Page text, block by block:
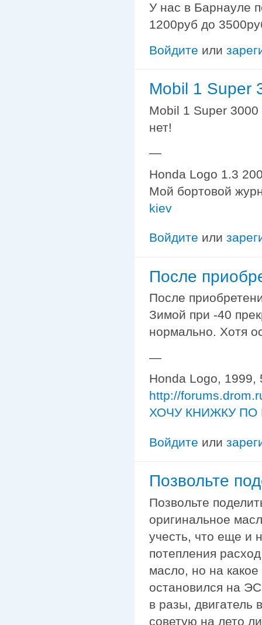
У нас в Барнауле
1200руб до
Войдите или
Mobil 1 Super
Mobil 1 Super
нет!
—
Honda Logo 1.3
Мой бортовой
kiev
Войдите или
После
После
Зимой при -40
нормально. Хотя
—
Honda Logo, 1999,
http://
ХОЧУ КНИЖКУ ПО
Войдите или
Позвольте
Позвольте
оригинальное
учесть, что еще и
потепления
масло, но на
остановился на
в разы, двигатель
советую на лето